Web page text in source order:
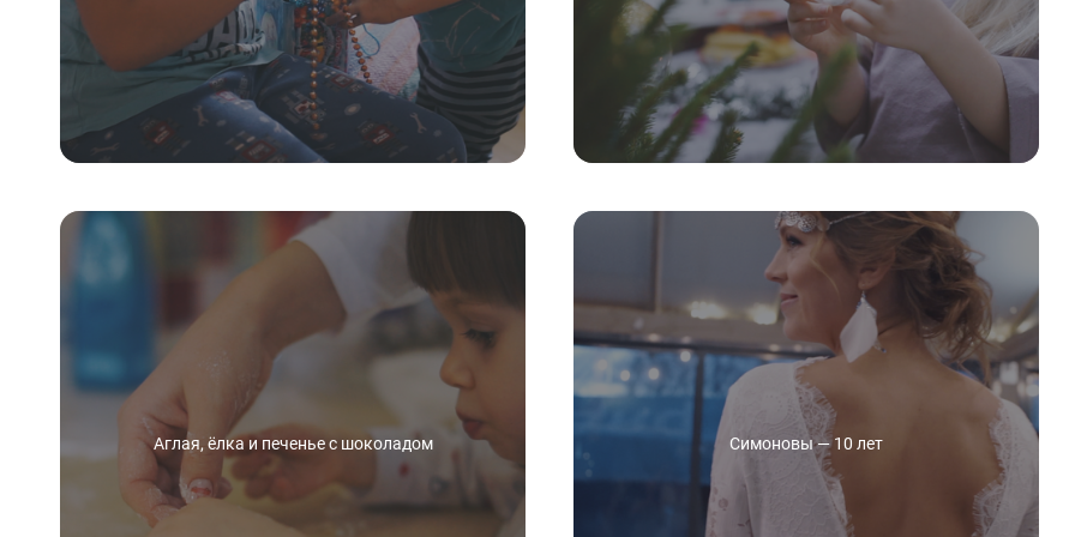
Аглая, ёлка и печенье с шоколадом Симоновы — 10 лет